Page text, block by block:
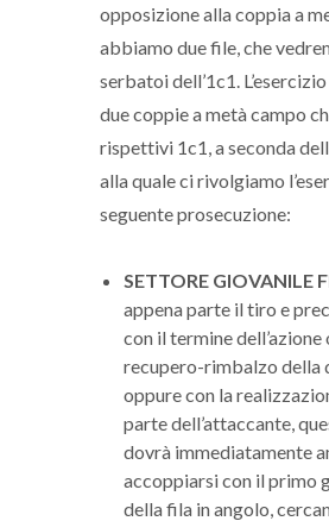
opposizione alla coppia a
abbiamo due file, che
serbatoi dell’1c1.
due coppie a metà campo
rispettivi 1c1, a seconda
alla quale ci rivolgiamo
seguente prosecuzione:
SETTORE GIOVANILE
appena parte il tiro e
con il termine
recupero-rimbalzo della
oppure con la
parte dell’attaccante,
dovrà immediatamente
accoppiarsi con il primo
della fila in angolo,